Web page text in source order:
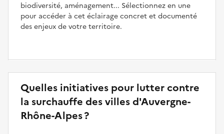
biodiversité, aménagement... Sélectionnez en une
pour accéder à cet éclairage concret et documenté
des enjeux de votre territoire.
Quelles initiatives pour lutter contre
la surchauffe des villes d'Auvergne-
Rhône-Alpes ?